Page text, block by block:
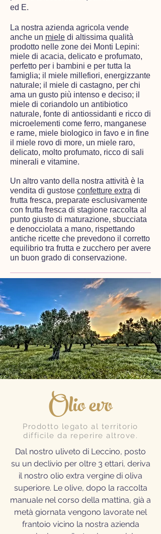
ed E.
La nostra azienda agricola vende
anche un miele di altissima qualità
prodotto nelle zone dei Monti Lepini:
miele di acacia, delicato e profumato,
perfetto per i bambini e per tutta la
famiglia; il miele millefiori, energizzante
naturale; il miele di castagno, per chi
ama un gusto più intenso e deciso; il
miele di coriandolo un antibiotico
naturale, fonte di antiossidanti e ricco di
microelementi come ferro, manganese
e rame, miele biologico in favo e in fine
il miele rovo di more, un miele raro,
delicato, molto profumato, ricco di sali
minerali e vitamine.
Un altro vanto della nostra attività è la
vendita di gustose confetture extra di
frutta fresca, preparate esclusivamente
con frutta fresca di stagione raccolta al
punto giusto di maturazione, sbucciata
e denocciolata a mano, rispettando
antiche ricette che prevedono il corretto
equilibrio tra frutta e zucchero per avere
un buon grado di conservazione.
Olio evo
Prodotto legato al territorio
difficile da reperire altrove.
Dal nostro uliveto di Leccino, posto
su un declivio per oltre 3 ettari, deriva
il nostro olio extra vergine di oliva
superiore. Le olive, dopo la raccolta
manuale nel corso della mattina, già a
metà giornata vengono lavorate nel
frantoio vicino la nostra azienda